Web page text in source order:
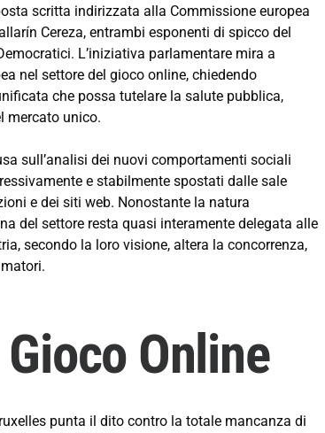
scritta indirizzata alla Commissione europea
Cereza, entrambi esponenti di spicco del
L’iniziativa parlamentare mira a
nel settore del gioco online, chiedendo
che possa tutelare la salute pubblica,
mercato unico.
sull’analisi dei nuovi comportamenti sociali
e stabilmente spostati dalle sale
e dei siti web. Nonostante la natura
del settore resta quasi interamente delegata alle
secondo la loro visione, altera la concorrenza,
Online
punta il dito contro la totale mancanza di